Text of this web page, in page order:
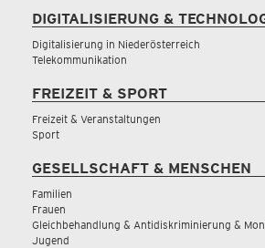
DIGITALISIERUNG &
Digitalisierung in Niederösterreich
Telekommunikation
FREIZEIT & SPORT
Freizeit & Veranstaltungen
Sport
GESELLSCHAFT & MENSCHEN
Familien
Frauen
Gleichbehandlung & Antidiskriminierung &
Jugend